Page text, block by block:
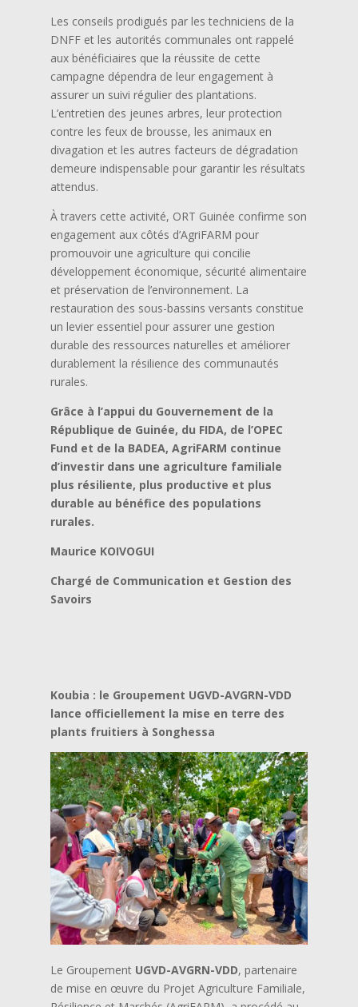
Les conseils prodigués par les techniciens de la
DNFF et les autorités communales ont rappelé
aux bénéficiaires que la réussite de cette
campagne dépendra de leur engagement à
assurer un suivi régulier des plantations.
L’entretien des jeunes arbres, leur protection
contre les feux de brousse, les animaux en
divagation et les autres facteurs de dégradation
demeure indispensable pour garantir les résultats
attendus.
À travers cette activité, ORT Guinée confirme son
engagement aux côtés d’AgriFARM pour
promouvoir une agriculture qui concilie
développement économique, sécurité alimentaire
et préservation de l’environnement. La
restauration des sous-bassins versants constitue
un levier essentiel pour assurer une gestion
durable des ressources naturelles et améliorer
durablement la résilience des communautés
rurales.
Grâce à l’appui du Gouvernement de la
République de Guinée, du FIDA, de l’OPEC
Fund et de la BADEA, AgriFARM continue
d’investir dans une agriculture familiale
plus résiliente, plus productive et plus
durable au bénéfice des populations
rurales.
Maurice KOIVOGUI
Chargé de Communication et Gestion des
Savoirs
Koubia : le Groupement UGVD-AVGRN-VDD
lance officiellement la mise en terre des
plants fruitiers à Songhessa
Le Groupement UGVD-AVGRN-VDD, partenaire
de mise en œuvre du Projet Agriculture Familiale,